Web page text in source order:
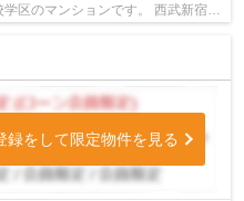
区のマンションです。 西武新宿
川越駅徒歩...
録をして限定物件を見る